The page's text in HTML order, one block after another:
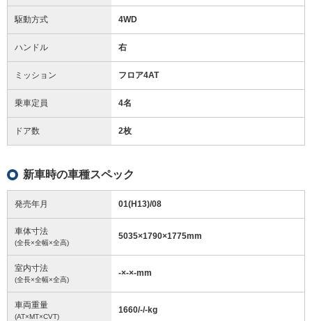
駆動方式 4WD
ハンドル 右
ミッション フロア4AT
乗車定員 4名
ドア数 2枚
新車時の車種スペック
発売年月 01(H13)/08
車体寸法
(全長×全幅×全高)
5035×1790×1775mm
室内寸法
(全長×全幅×全高)
-×-×-mm
車両重量
(AT×MT×CVT)
1660/-/-kg